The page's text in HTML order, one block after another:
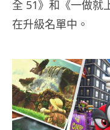
全 51》和《一做就
在升級名單中。